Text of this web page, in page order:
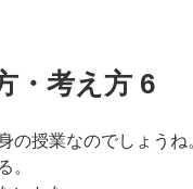
・考え方 6
の授業なのでしょうね
。